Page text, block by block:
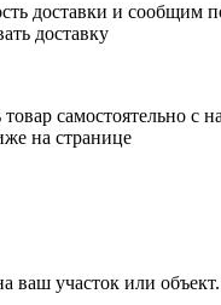
доставки и сообщим
доставку
самостоятельно с
на странице
ваш участок или объект.